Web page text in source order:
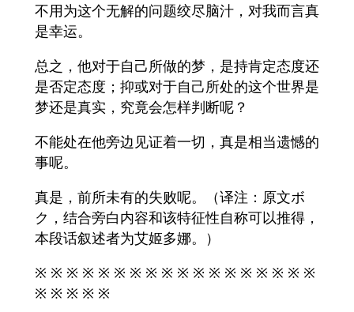
不用为这个无解的问题绞尽脑汁，对我而言真
是幸运。
总之，他对于自己所做的梦，是持肯定态度还
是否定态度；抑或对于自己所处的这个世界是
梦还是真实，究竟会怎样判断呢？
不能处在他旁边见证着一切，真是相当遗憾的
事呢。
真是，前所未有的失败呢。（译注：原文ボ
ク，结合旁白内容和该特征性自称可以推得，
本段话叙述者为艾姬多娜。）
※ ※ ※ ※ ※ ※ ※ ※ ※ ※ ※ ※ ※ ※ ※ ※ ※ ※
※ ※ ※ ※ ※